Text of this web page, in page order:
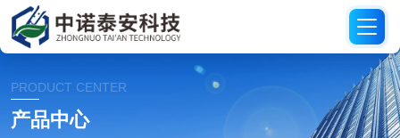
PRODUCT CENTER
产品中心